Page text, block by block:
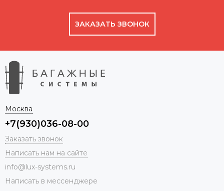
ЗАКАЗАТЬ ЗВОНОК
Москва
+7(930)036-08-00
Заказать звонок
Написать нам на сайте
info@lux-systems.ru
Написать в мессенджере